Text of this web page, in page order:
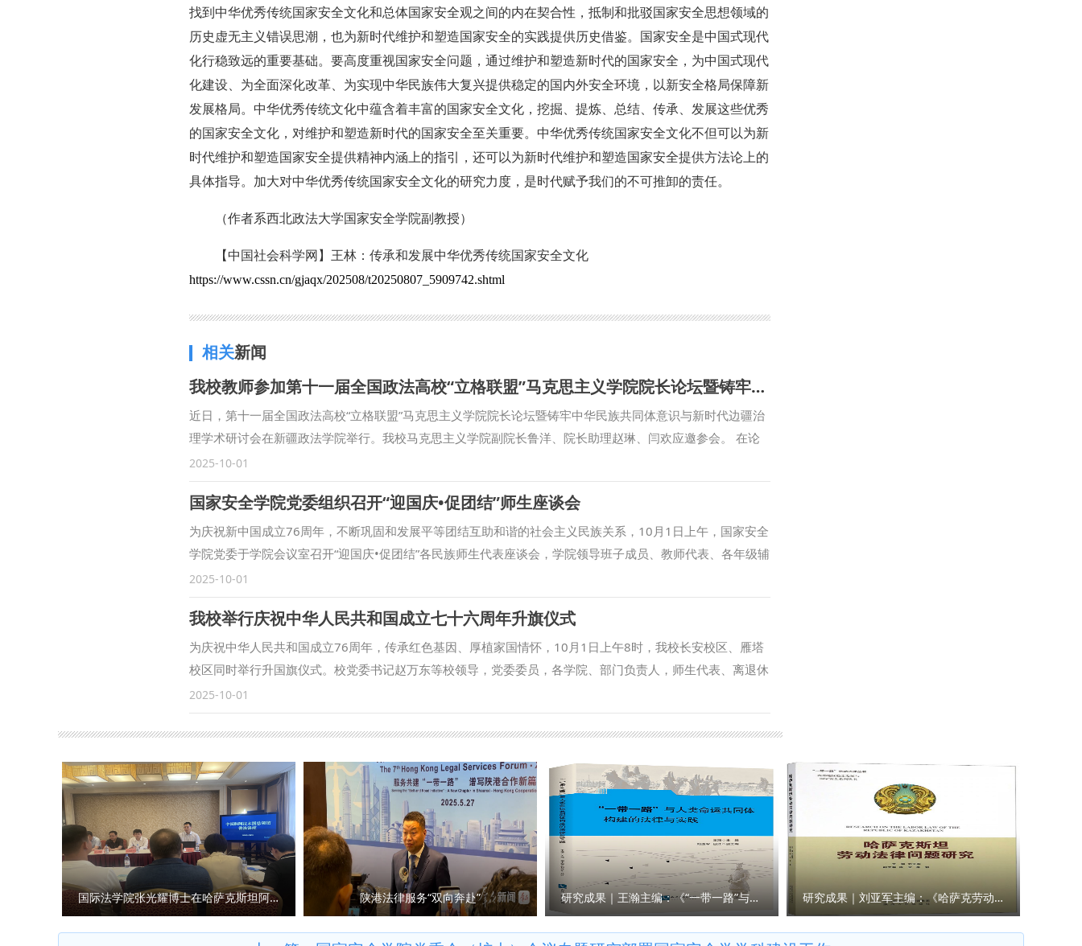
找到中华优秀传统国家安全文化和总体国家安全观之间的内在契合性，抵制和批驳国家安全思想领域的
历史虚无主义错误思潮，也为新时代维护和塑造国家安全的实践提供历史借鉴。国家安全是中国式现代
化行稳致远的重要基础。要高度重视国家安全问题，通过维护和塑造新时代的国家安全，为中国式现代
化建设、为全面深化改革、为实现中华民族伟大复兴提供稳定的国内外安全环境，以新安全格局保障新
发展格局。中华优秀传统文化中蕴含着丰富的国家安全文化，挖掘、提炼、总结、传承、发展这些优秀
的国家安全文化，对维护和塑造新时代的国家安全至关重要。中华优秀传统国家安全文化不但可以为新
时代维护和塑造国家安全提供精神内涵上的指引，还可以为新时代维护和塑造国家安全提供方法论上的
具体指导。加大对中华优秀传统国家安全文化的研究力度，是时代赋予我们的不可推卸的责任。
（作者系西北政法大学国家安全学院副教授）
【中国社会科学网】王林：传承和发展中华优秀传统国家安全文化
https://www.cssn.cn/gjaqx/202508/t20250807_5909742.shtml
相关新闻
我校教师参加第十一届全国政法高校“立格联盟”马克思主义学院院长论坛暨铸牢中华民族共同体意识与新时代边疆治理学术研讨会
近日，第十一届全国政法高校“立格联盟”马克思主义学院院长论坛暨铸牢中华民族共同体意识与新时代边疆治
理学术研讨会在新疆政法学院举行。我校马克思主义学院副院长鲁洋、院长助理赵琳、闫欢应邀参会。 在论
坛主旨发言环节，鲁洋作题为“‘四个与共’与铸牢中华民族共同体意识”的发言。在平行论坛发言环节，赵琳作题
为“一核两融·三维协同：西北政法大学思政课教学高质量发展的实践探索”的发言。鲁洋还参加了“立格联盟”高
校院长与组团式对口援助新疆政法学院马克思主义学院院长联席会议。 本次立格联盟院长论坛的举办恰逢庆
祝新疆维吾尔自治区成立70周年之际，论坛紧紧聚焦铸牢中华民族共同体意识和新时代边疆治理，是高校人
文社会科学研究围绕党在新时代中心工作的体现，为进一步贯彻落实新时代治疆方略提供了学术交流与实践探
索的平台。 （供稿：马克思主义学院 撰稿：鲁洋 审核：刘驰）
2025-10-01
国家安全学院党委组织召开“迎国庆•促团结”师生座谈会
为庆祝新中国成立76周年，不断巩固和发展平等团结互助和谐的社会主义民族关系，10月1日上午，国家安全
学院党委于学院会议室召开“迎国庆•促团结”各民族师生代表座谈会，学院领导班子成员、教师代表、各年级辅
导员、各民族学生代表参加。会议由学院党委副书记刘卫波主持。 与会师生集体学习了习近平总书记在庆祝
中华人民共和国成立76周年招待会上的重要讲话精神，学习了习近平总书记重要文章《中华民族共同体的形
成和发展是人心所向、大势所趋、历史必然》。 教师代表结合自身成长经历及研究专长，向同学们分享了民
族团结进步的感悟、党的民族宗教政策、个人学习成长的经验与心得体会。学生代表分别进行自我介绍，交流
来校后的成长经历、介绍家乡特色、分享民族团结进步的亲身感受及对祖国76周年华诞的祝福，展现了中华
民族一家亲的浓厚氛围。 学院党委书记李政敏表示，新中国成立76年以来，我们党团结带领全国各族人民不
懈奋斗，创造了今日欣欣向荣的局面，形成了民族团结互助、和谐发展的新气象。作为国家安全学院（反恐怖
主义法学院）的学生，更要勇担时代使命。他希望同学们要不断强化思想引领，深入学习习近平总书记的重要
投身实践锻炼，将铸牢中华民族共同体意识转化为实际行动，为维护国家安全稳定、推动民族复兴贡献青春智
慧。 本次座谈会进一步增强了师生的爱国情怀和民族团结的意识，激励同学们在美好的青春年华以实际行动
践行民族团结誓言，以拼搏奋斗书写新时代华章。 （供稿：国家安全学院（反恐怖主义法学院） 撰稿：王真
审核：李政敏）
2025-10-01
我校举行庆祝中华人民共和国成立七十六周年升旗仪式
为庆祝中华人民共和国成立76周年，传承红色基因、厚植家国情怀，10月1日上午8时，我校长安校区、雁塔
校区同时举行升国旗仪式。校党委书记赵万东等校领导，党委委员，各学院、部门负责人，师生代表、离退休
教职工代表及家属共同参与升旗仪式，为伟大祖国送上生日祝福。 浸润着金色的秋雨，国旗护卫队成员迈着
铿锵有力的步伐，护送国旗庄严入场。伴随着雄壮激昂的《义勇军进行曲》，在全体人员的注目下，鲜艳的五
星红旗冉冉升起，迎着晨风猎猎招展。 研究生导师代表、国际法学院（国际仲裁学院）陈婉姝深情回顾了国
家的法治建设历程，强调“法治兴则国家兴”，寄语学生“用专业守护正义，用责任践行使命”。 新闻传播学院
（艺术学院）副教授王洋带来《以青春之我 报青春之国》微课，激励青年学子将个人理想融入国家发展，书
写无愧于时代的青春华章。 法治学院 法律硕士教育学院2025级研究生李金鸽，号召大家认真学习专业知识，
积极参与社会实践，为建设社会主义法治国家贡献力量。民商法学院2024级学生漆礼治呼吁西法大学子筑牢
法治信仰，勇担时代重任，怀揣满腔热忱，奔赴民族复兴伟大征程。 “五星红旗迎风飘扬，胜利歌声多么响
亮，歌唱我们亲爱的祖国，从今走向繁荣富强……”升旗仪式尾声，全体师生挥舞着手中的五星红旗，齐声高唱
《歌唱祖国》，用真挚的歌声传递对祖国的祝福。这一刻，歌声与心声相融，成为西法大人献给祖国华诞最动
人的礼赞。 风雨洗礼，初心弥坚。西法大全体师生祝愿伟大祖国繁荣昌盛、国泰民安！ （供稿：党委宣传部
研究生院 校团委 撰稿：张佼 张抚远 审核：燕福民）
2025-10-01
国际法学院张光耀博士在哈萨克斯坦阿拉木图开展科研与社会服务活动 陕港法律服务“双向奔赴” 研究成果｜王瀚主编：《“一带一路”与人类命运共同体构建的法律与实践》 研究成果｜刘亚军主编：《哈萨克劳动法律问题研究》